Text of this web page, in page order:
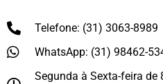
Telefone: (31) 3063-8989
WhatsApp: (31) 98462-
Segunda à Sexta-feira de